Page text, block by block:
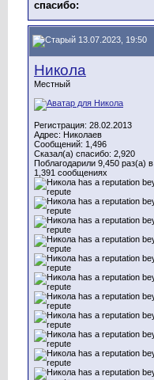
cпасибо:
13.07.2023, 19:50
Никола
Местный
Регистрация: 28.02.2013
Адрес: Николаев
Сообщений: 1,496
Сказал(а) спасибо: 2,920
Поблагодарили 9,450 раз(а) в
1,391 сообщениях